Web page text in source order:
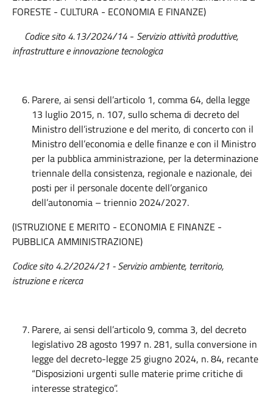
FORESTE - CULTURA - ECONOMIA E FINANZE)
Codice sito 4.13/2024/14 - Servizio attività produttive,
infrastrutture e innovazione tecnologica
Parere, ai sensi dell’articolo 1, comma 64, della legge
13 luglio 2015, n. 107, sullo schema di decreto del
Ministro dell’istruzione e del merito, di concerto con il
Ministro dell’economia e delle finanze e con il Ministro
per la pubblica amministrazione, per la determinazione
triennale della consistenza, regionale e nazionale, dei
posti per il personale docente dell’organico
dell’autonomia – triennio 2024/2027.
(ISTRUZIONE E MERITO - ECONOMIA E FINANZE -
PUBBLICA AMMINISTRAZIONE)
Codice sito 4.2/2024/21 - Servizio ambiente, territorio,
istruzione e ricerca
Parere, ai sensi dell’articolo 9, comma 3, del decreto
legislativo 28 agosto 1997 n. 281, sulla conversione in
legge del decreto-legge 25 giugno 2024, n. 84, recante
“Disposizioni urgenti sulle materie prime critiche di
interesse strategico”.